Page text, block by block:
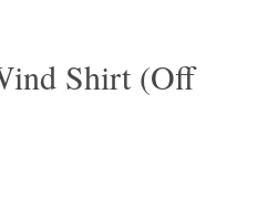
Shirt (Off